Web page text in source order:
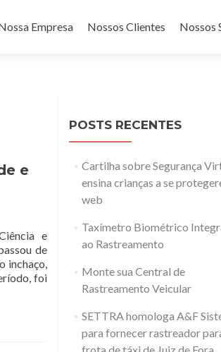
Empresa
Nossos Clientes Nossos
e
e
de
inchaço,
foiRead
Inchaço
POSTS RECENTES
Cartilha sobre Segurança
ensina crianças a se
web
Taxímetro Biométrico
ao Rastreamento
Monte sua Central de
Rastreamento Veicular
SETTRA homologa A&F
para fornecer rastreador